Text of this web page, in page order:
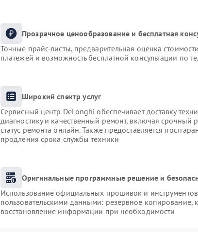
Прозрачное ценообразование и бесплатная
Точные прайс-листы, предварительная оценка
платежей и возможность бесплатной консультации по
Широкий спектр услуг
Сервисный центр DeLonghi обеспечивает доставку
диагностику и качественный ремонт, включая срочный
статус ремонта онлайн. Также предоставляется
продления срока службы техники
Оригинальные программные решение и
Использование официальных прошивок и
пользовательскими данными: резервное копирование,
восстановление информации при необходимости